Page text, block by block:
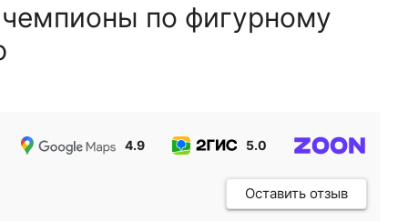
по фигурному
4.9 5.0
Оставить отзыв